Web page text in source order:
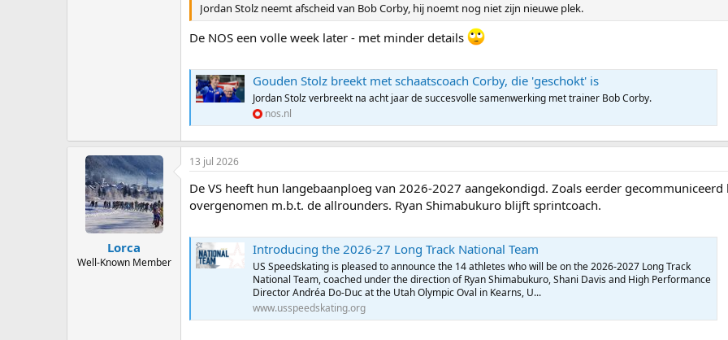
Jordan Stolz neemt afscheid van Bob Corby, hij noemt nog niet zijn nieuwe plek.
De NOS een volle week later - met minder details
Gouden Stolz breekt met schaatscoach Corby, die 'geschokt' is
Jordan Stolz verbreekt na acht jaar de succesvolle samenwerking met trainer Bob Corby.
nos.nl
Lorca
Well-Known Member
13 jul 2026
De VS heeft hun langebaanploeg van 2026-2027 aangekondigd. Zoals eerder
overgenomen m.b.t. de allrounders. Ryan Shimabukuro blijft sprintcoach.
Introducing the 2026-27 Long Track National Team
US Speedskating is pleased to announce the 14 athletes who will be on the 2026-2027 Long Track
National Team, coached under the direction of Ryan Shimabukuro, Shani Davis and High Performance
Director Andréa Do-Duc at the Utah Olympic Oval in Kearns, U...
www.usspeedskating.org